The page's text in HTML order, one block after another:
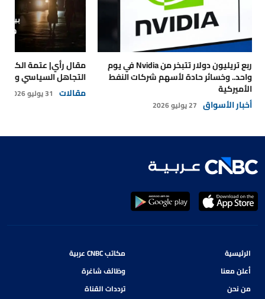
ربع تريليون دولار تتبخر من Nvidia في يوم
واحد.. وخسائر حادة لأسهم شركات النفط
الأميركية
أخبار الأسواق 27 يوليو 2026
مقال رأي| عتمة
التجاهل السياسي
مقالات 31 يوليو 2026
الرئيسية
أعلن معنا
من نحن
مكاتب CNBC عربية
وظائف شاغرة
ترددات القناة